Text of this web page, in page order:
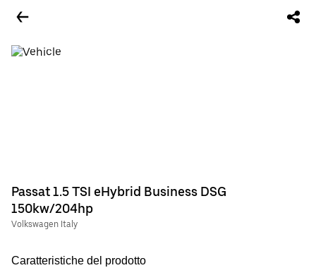
Passat 1.5 TSI eHybrid Business DSG
150kw/204hp
Volkswagen Italy
Caratteristiche del prodotto